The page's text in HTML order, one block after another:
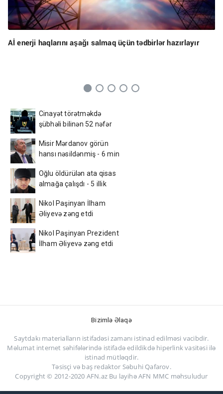
Aİ enerji haqlarını aşağı salmaq üçün tədbirlər hazırlayır
Cinayət törətməkdə
şübhəli bilinən 52 nəfər
Misir Mərdanov görün
hansı nəsildənmiş - 6 min
Oğlu öldürülən ata qisas
almağa çalışdı - 5 illik
Nikol Paşinyan İlham
Əliyevə zəng etdi
Nikol Paşinyan Prezident
İlham Əliyevə zəng etdi
Bizimlə Əlaqə
Saytdakı materialların istifadəsi zamanı istinad edilməsi vacibdir.
Məlumat internet səhifələrində istifadə edildikdə hiperlink vasitəsi ilə
istinad mütləqdir.
Təsisçi və baş redaktor Səbuhi Qafarov.
Copyright © 2012-2020 AFN.az Bu layihə AFN MMC məhsuludur